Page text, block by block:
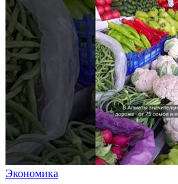
Экономика